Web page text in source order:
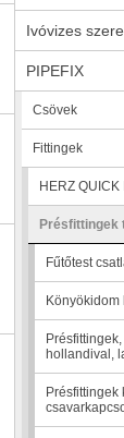
Ivóvizes
PIPEFIX
Csövek
Fittingek
HERZ
Présfittingek
Fűtőtest
Könyökidom
hollandival,
Présfittingek